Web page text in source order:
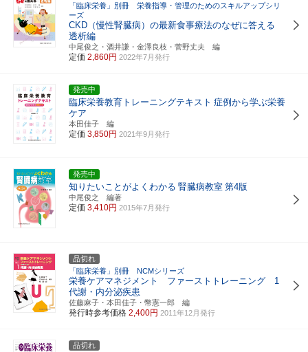
「臨床栄養」別冊 栄養指導・管理のためのスキルアップシリ
ーズ
CKD（慢性腎臓病）の最新食事療法のなぜに答える
透析編
中尾俊之・酒井謙・金澤良枝・菅野丈夫 編
定価 2,860円 2022年7月発行
発売中
臨床栄養教育トレーニングテキスト 症例から学ぶ栄養
ケア
本田佳子 編
定価 3,850円 2021年9月発行
発売中
知りたいことがよくわかる 腎臓病教室 第4版
中尾俊之 編著
定価 3,410円 2015年7月発行
品切れ
「臨床栄養」別冊 NCMシリーズ
栄養ケアマネジメント ファーストトレーニング 1
代謝・内分泌疾患
佐藤麻子・本田佳子・幣憲一郎 編
発行時参考価格 2,400円 2011年12月発行
品切れ